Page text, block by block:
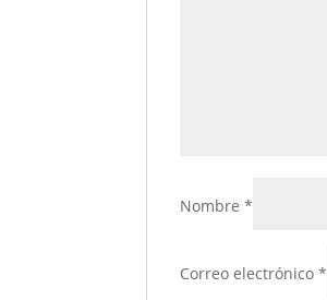
Nombre*
Correo electrónico*